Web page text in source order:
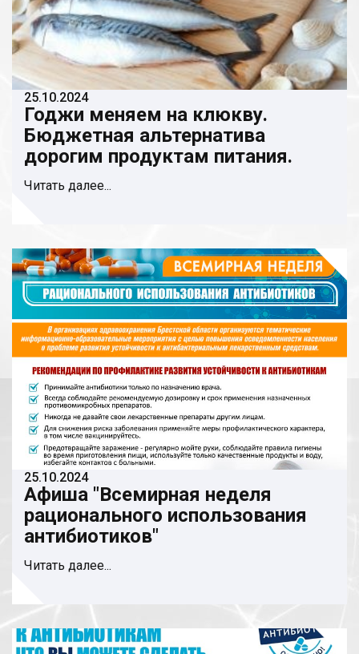
25.10.2024
Годжи меняем на клюкву.
Бюджетная альтернатива
дорогим продуктам питания.
Читать далее...
25.10.2024
Афиша "Всемирная неделя
рационального использования
антибиотиков"
Читать далее...